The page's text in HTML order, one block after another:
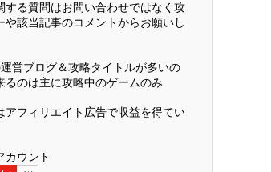
する質問はお問い合わせではなく攻
や該当記事のコメントからお願いし
営ブログ＆攻略タイトルが多いの
るのは主に攻略中のゲームのみ
アフィリエイト広告で収益を得てい
カウント